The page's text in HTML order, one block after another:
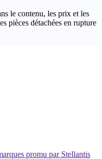
le contenu, les prix et les
pièces détachées en rupture
promu par Stellantis